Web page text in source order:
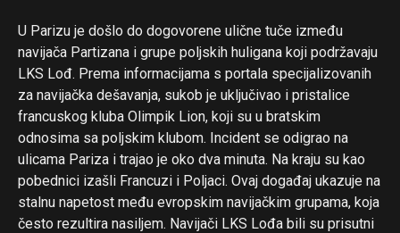
U Parizu je došlo do dogovorene ulične tuče između
navijača Partizana i grupe poljskih huligana koji podržavaju
LKS Lođ. Prema informacijama s portala specijalizovanih
za navijačka dešavanja, sukob je uključivao i pristalice
francuskog kluba Olimpik Lion, koji su u bratskim
odnosima sa poljskim klubom. Incident se odigrao na
ulicama Pariza i trajao je oko dva minuta. Na kraju su kao
pobednici izašli Francuzi i Poljaci. Ovaj događaj ukazuje na
stalnu napetost među evropskim navijačkim grupama, koja
često rezultira nasiljem. Navijači LKS Lođa bili su prisutni